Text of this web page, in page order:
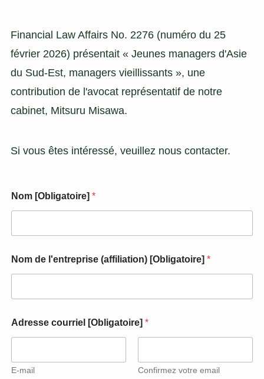
Financial Law Affairs No. 2276 (numéro du 25
février 2026) présentait « Jeunes managers d'Asie
du Sud-Est, managers vieillissants », une
contribution de l'avocat représentatif de notre
cabinet, Mitsuru Misawa.
Si vous êtes intéressé, veuillez nous contacter.
Nom [Obligatoire] *
Nom de l'entreprise (affiliation) [Obligatoire] *
a
e
a
Adresse courriel [Obligatoire] *
E-mail Confirmez votre email